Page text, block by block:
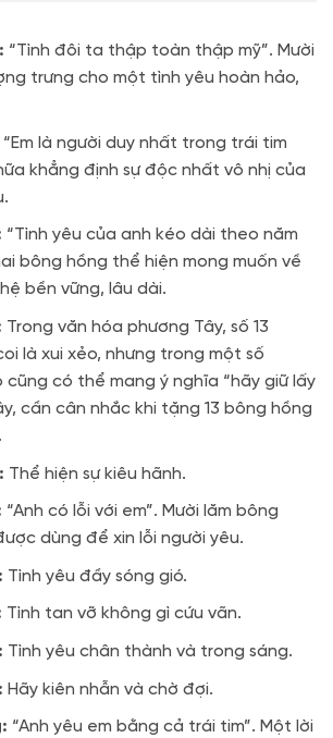
“Tình đôi ta thập toàn thập mỹ”. Mười
trưng cho một tình yêu hoàn hảo,
“Em là người duy nhất trong trái tim
khẳng định sự độc nhất vô nhị của
“Tình yêu của anh kéo dài theo năm
bông hồng thể hiện mong muốn về
bền vững, lâu dài.
Trong văn hóa phương Tây, số 13
là xui xẻo, nhưng trong một số
cũng có thể mang ý nghĩa “hãy giữ lấy
cần cân nhắc khi tặng 13 bông hồng
Thể hiện sự kiêu hãnh.
“Anh có lỗi với em”. Mười lăm bông
dùng để xin lỗi người yêu.
Tình yêu đầy sóng gió.
Tình tan vỡ không gì cứu vãn.
Tình yêu chân thành và trong sáng.
Hãy kiên nhẫn và chờ đợi.
“Anh yêu em bằng cả trái tim”. Một lời